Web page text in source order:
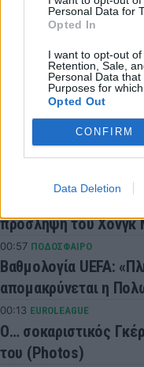
Personal Data for
Opted In
I want to opt-out of
Retention, Sale,
Personal Data
Purposes for
Opted Out
CONFIRM
Data Deletion
Συνδεθείτε για
LATEST NEWS
SUPER LEAGUE 2
Στην ΑΕΛ ο Ανδρέας
ΠΟΔΟΣΦΑΙΡΟ
πρόσληψη του Χονγκ
00:57 ΠΟΔΟΣΦΑΙΡΟ
Βαθμολογία UEFA:
απομακρύνεται η
00:13 EUROLEAGUE
Ο… σοκαριστικός
του (Photos)